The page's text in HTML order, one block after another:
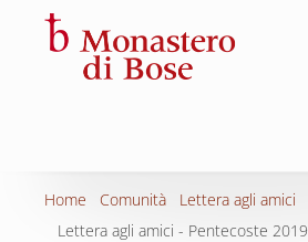
Home Comunità
Lettera agli amici
Lettera agli amici - Pentecoste 2019